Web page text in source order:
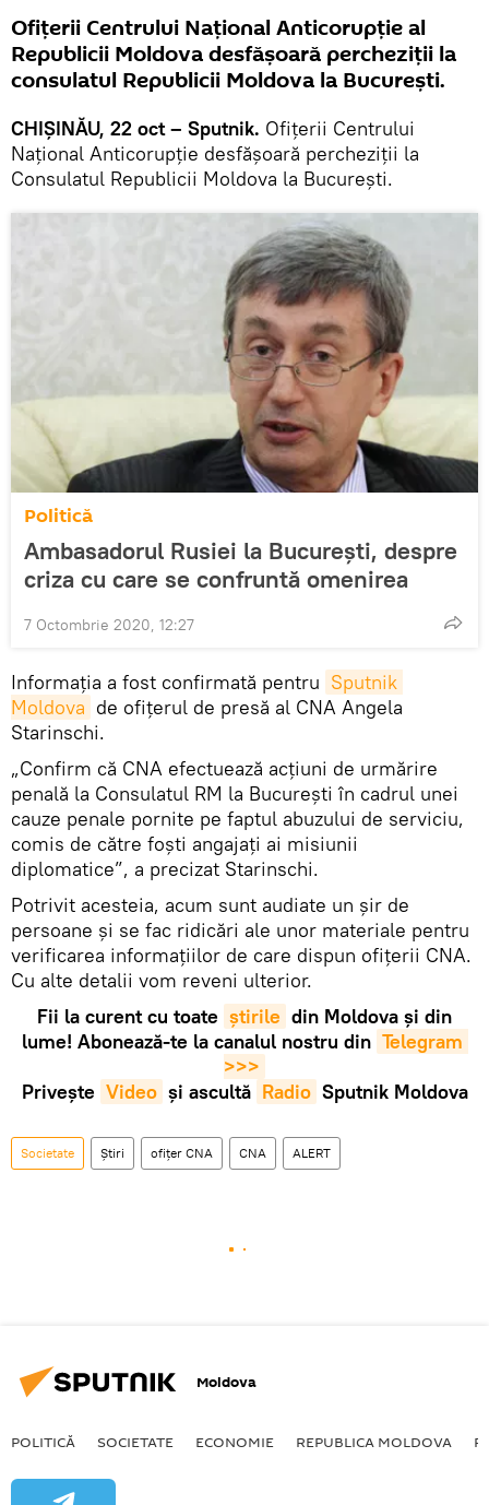
Ofițerii Centrului Național Anticorupție al
Republicii Moldova desfășoară percheziții la
consulatul Republicii Moldova la București.
CHIȘINĂU, 22 oct – Sputnik. Ofițerii Centrului
Național Anticorupție desfășoară percheziții la
Consulatul Republicii Moldova la București.
Politică
Ambasadorul Rusiei la București, despre
criza cu care se confruntă omenirea
7 Octombrie 2020, 12:27
Informația a fost confirmată pentru Sputnik
Moldova de ofițerul de presă al CNA Angela
Starinschi.
„Confirm că CNA efectuează acțiuni de urmărire
penală la Consulatul RM la București în cadrul unei
cauze penale pornite pe faptul abuzului de serviciu,
comis de către foști angajați ai misiunii
diplomatice”, a precizat Starinschi.
Potrivit acesteia, acum sunt audiate un șir de
persoane și se fac ridicări ale unor materiale pentru
verificarea informațiilor de care dispun ofițerii CNA.
Cu alte detalii vom reveni ulterior.
Fii la curent cu toate știrile din Moldova și din
lume! Abonează-te la canalul nostru din Telegram
>>>
Privește Video și ascultă Radio Sputnik Moldova
Societate Știri ofițer CNA CNA ALERT
Moldova
POLITICĂ SOCIETATE ECONOMIE REPUBLICA MOLDOVA